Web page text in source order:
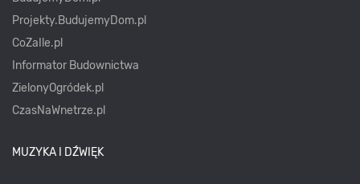
Projekty.BudujemyDom.pl
CoZaIle.pl
Informator Budownictwa
ZielonyOgródek.pl
CzasNaWnetrze.pl
MUZYKA I DŹWIĘK